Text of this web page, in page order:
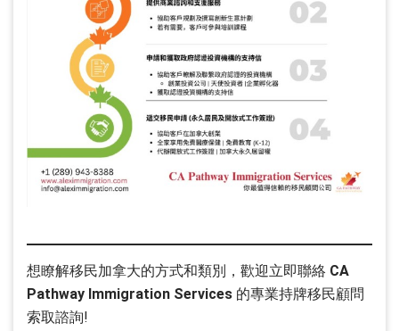
想瞭解移民加拿大的方式和類別，歡迎立即聯絡 CA
Pathway Immigration Services 的專業持牌移民顧問
索取諮詢!